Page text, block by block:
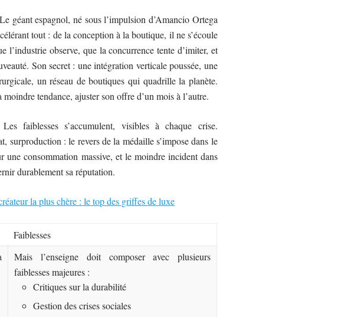
géant espagnol, né sous l’impulsion d’Amancio Ortega
tout : de la conception à la boutique, il ne s’écoule
l’industrie observe, que la concurrence tente d’imiter, et
Son secret : une intégration verticale poussée, une
un réseau de boutiques qui quadrille la planète.
tendance, ajuster son offre d’un mois à l’autre.
faiblesses s’accumulent, visibles à chaque crise.
surproduction : le revers de la médaille s’impose dans le
une consommation massive, et le moindre incident dans
durablement sa réputation.
la plus chère : le top des griffes de luxe
Faiblesses
Mais l’enseigne doit composer avec plusieurs
faiblesses majeures :
Critiques sur la durabilité
Gestion des crises sociales